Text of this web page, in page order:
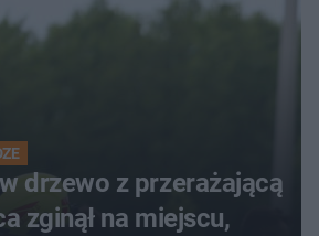
drzewo z przerażającą
zginął na miejscu,